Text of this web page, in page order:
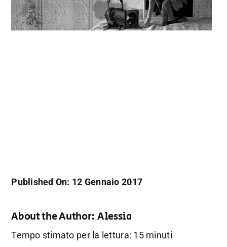
Published On: 12 Gennaio 2017
About the Author: Alessia
Tempo stimato per la lettura: 15 minuti